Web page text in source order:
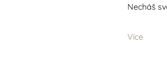
Necháš
Více